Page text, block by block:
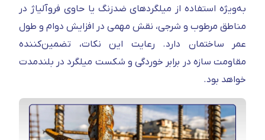
به‌ویژه استفاده از میلگردهای ضدزنگ یا حاوی فروآلیاژ در
مناطق مرطوب و شرجی، نقش مهمی در افزایش دوام و طول
عمر ساختمان دارد. رعایت این نکات، تضمین‌کننده
مقاومت سازه در برابر خوردگی و شکست میلگرد در بلندمدت
خواهد بود.